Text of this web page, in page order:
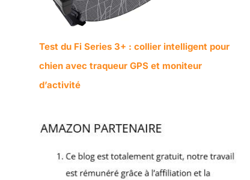
Test du Fi Series 3+ : collier intelligent pour
chien avec traqueur GPS et moniteur
d’activité